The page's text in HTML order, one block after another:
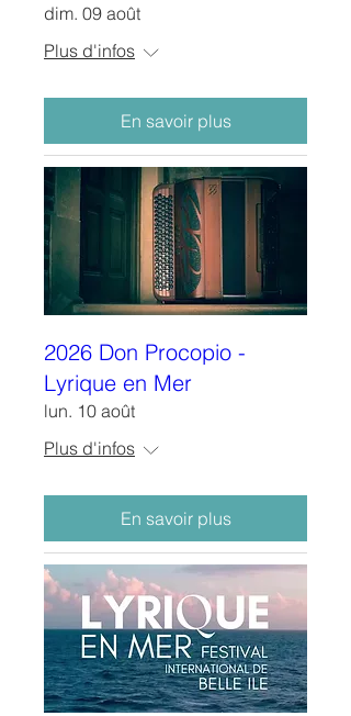
dim. 09 août
Plus d'infos
En savoir plus
2026 Don Procopio -
Lyrique en Mer
lun. 10 août
Plus d'infos
En savoir plus